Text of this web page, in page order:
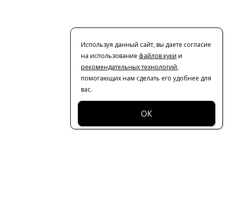
Используя данный сайт, вы даете согласие
на использование файлов куки и
рекомендательных технологий,
помогающих нам сделать его удобнее для
вас.